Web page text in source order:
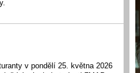
v pondělí 25. května 2026